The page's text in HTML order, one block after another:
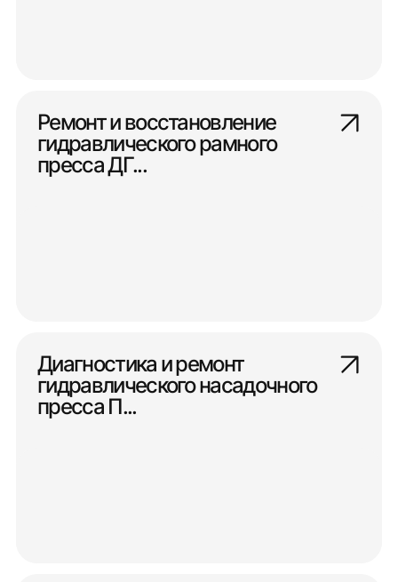
Ремонт и восстановление
гидравлического рамного
пресса ДГ...
Диагностика и ремонт
гидравлического насадочного
пресса П...